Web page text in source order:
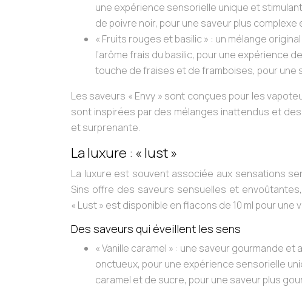
une expérience sensorielle unique et
de poivre noir, pour une saveur plus complexe
« Fruits rouges et basilic » : un mélange
l’arôme frais du basilic, pour une expérience
touche de fraises et de framboises, pour une
Les saveurs « Envy » sont conçues pour les
sont inspirées par des mélanges inattendus et
et surprenante.
La luxure : « lust »
La luxure est souvent associée aux sensations
Sins offre des saveurs sensuelles et
« Lust » est disponible en flacons de 10 ml pour une
Des saveurs qui éveillent les sens
« Vanille caramel » : une saveur gourmande et
onctueux, pour une expérience sensorielle
caramel et de sucre, pour une saveur plus